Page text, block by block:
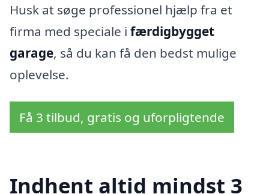
Husk at søge professionel hjælp fra et
firma med speciale i færdigbygget
garage, så du kan få den bedst mulige
oplevelse.
Få 3 tilbud, gratis og uforpligtende
Indhent altid mindst 3